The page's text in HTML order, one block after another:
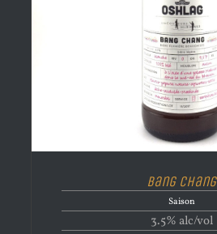
Bang Chang
Saison
3.5% alc/vol